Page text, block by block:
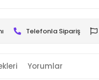
Telefonla Sipariş
Yorumlar